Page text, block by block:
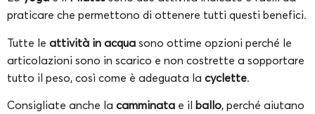
praticare che permettono di ottenere tutti questi benefici.
Tutte le attività in acqua sono ottime opzioni perché le
articolazioni sono in scarico e non costrette a sopportare
tutto il peso, così come è adeguata la cyclette.
Consigliate anche la camminata e il ballo, perché aiutano